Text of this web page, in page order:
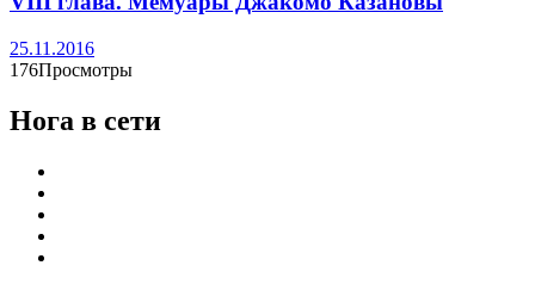
25.11.2016
176Просмотры
Нога в сети